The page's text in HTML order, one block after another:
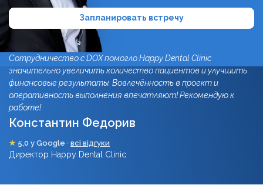
Запланировать встречу
Сотрудничество с DOX помогло Happy Dental Clinic
значительно увеличить количество пациентов и улучшить
финансовые результаты. Вовлечённость в проект и
оперативность выполнения впечатляют! Рекомендую к
работе!
Константин Федорив
★ 5,0 у Google · всі відгуки
Директор Happy Dental Clinic